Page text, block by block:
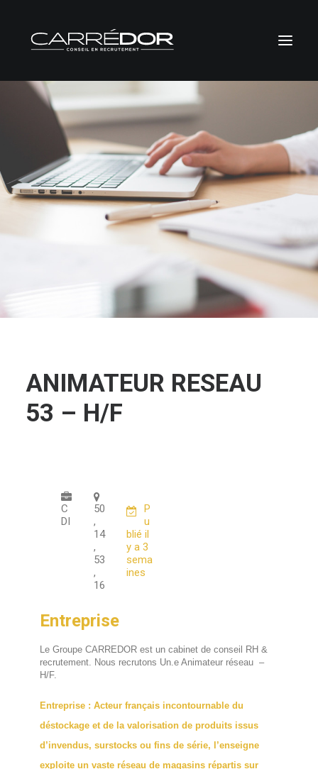
ANIMATEUR RESEAU
53 – H/F
C
DI
50
,
14
,
53
,
16
P
u
blié il
y a 3
sema
ines
Entreprise
Le Groupe CARREDOR est un cabinet de conseil RH &
recrutement. Nous recrutons Un.e Animateur réseau –
H/F.
Entreprise : Acteur français incontournable du
déstockage et de la valorisation de produits issus
d’invendus, surstocks ou fins de série, l’enseigne
exploite un vaste réseau de magasins répartis sur